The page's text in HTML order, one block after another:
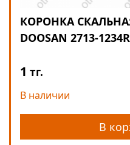
КОРОНКА
DOOSAN 2713-
1 тг.
В
В наличии